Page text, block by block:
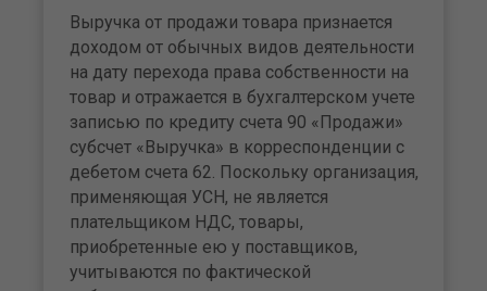
Выручка от продажи товара признается
доходом от обычных видов деятельности
на дату перехода права собственности на
товар и отражается в бухгалтерском учете
записью по кредиту счета 90 «Продажи»
субсчет «Выручка» в корреспонденции с
дебетом счета 62. Поскольку организация,
применяющая УСН, не является
плательщиком НДС, товары,
приобретенные ею у поставщиков,
учитываются по фактической